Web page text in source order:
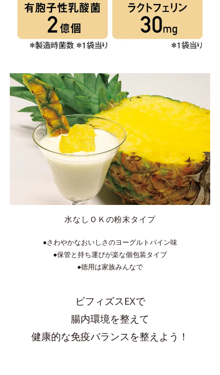
水なしＯＫの粉末タイプ
●さわやかなおいしさのヨーグルトパイン味
●保管と持ち運びが楽な個包装タイプ
●徳用は家族みんなで
ビフィズスEXで
腸内環境を整えて
健康的な免疫バランスを整えよう！